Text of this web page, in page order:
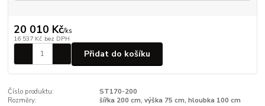
20 010 Kč/ks
16 537 Kč bez DPH
Přidat do košíku
Číslo produktu:
ST170-200
Rozměry:
šířka 200 cm, výška 75 cm, hloubka 100 cm